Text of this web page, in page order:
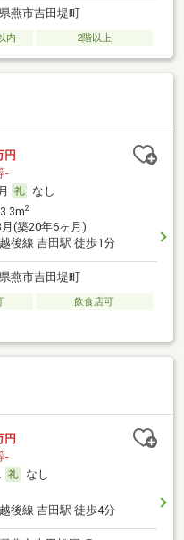
燕市吉田堤町
内 2階以上
円
-
なし
2
(築20年6ヶ月)
後線 吉田駅 徒歩1分
燕市吉田堤町
飲食店可
円
-
なし
後線 吉田駅 徒歩4分